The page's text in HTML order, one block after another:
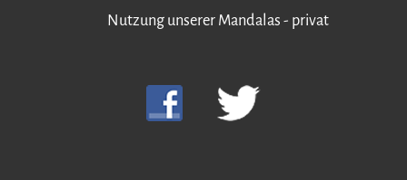
Nutzung unserer Mandalas - privat